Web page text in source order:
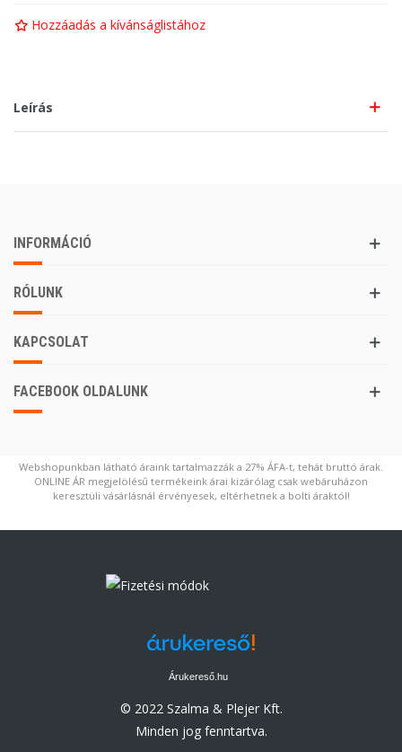
Hozzáadás a kívánságlistához
Leírás
INFORMÁCIÓ
RÓLUNK
KAPCSOLAT
FACEBOOK OLDALUNK
Webshopunkban látható áraink tartalmazzák a 27% ÁFA-t, tehát bruttó árak.
ONLINE ÁR megjelölésű termékeink árai kizárólag csak webáruházon
keresztüli vásárlásnál érvényesek, eltérhetnek a bolti áraktól!
Árukereső.hu
© 2022 Szalma & Plejer Kft.
Minden jog fenntartva.